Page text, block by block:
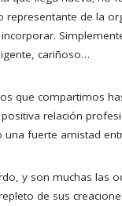
representante de la
cariñoso…
que compartimos
relación
una fuerte amistad
y son muchas las
de sus